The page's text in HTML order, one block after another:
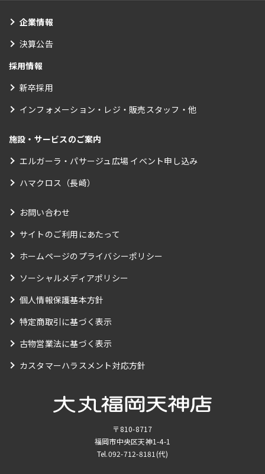
企業情報
決算公告
採用情報
新卒採用
インフォメーション・レジ・販売スタッフ・他
施設・サービスのご案内
エルガーラ・パサージュ広場 イベント申し込み
ハマクロス（長崎）
お問い合わせ
サイトのご利用にあたって
ホームページのプライバシーポリシー
ソーシャルメディアポリシー
個人情報保護基本方針
特定商取引に基づく表示
古物営業法に基づく表示
カスタマーハラスメント対応方針
〒810-8717
福岡市中央区天神1-4-1
Tel.092-712-8181(代)